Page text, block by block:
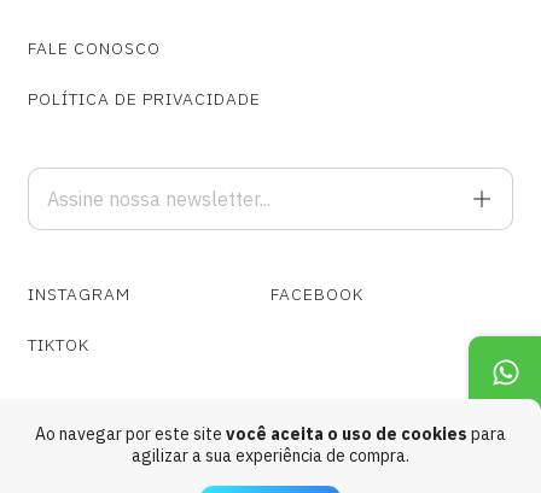
Ao navegar por este site você aceita o uso de cookies para
agilizar a sua experiência de compra.
FALE CONOSCO
POLÍTICA DE PRIVACIDADE
INSTAGRAM FACEBOOK
TIKTOK
Copyright Cospe Fogo Gravações @ 1989 - 2026. Todos os direitos